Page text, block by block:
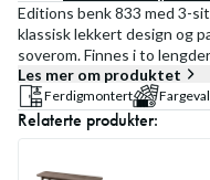
Editions benk 833 med 3-
klassisk lekkert design og
soverom. Finnes i to
Les mer om produktet
Ferdigmontert
Relaterte produkter: